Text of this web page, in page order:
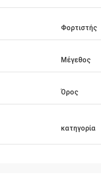
Φορτιστής
Μέγεθος
Όρος
κατηγορία